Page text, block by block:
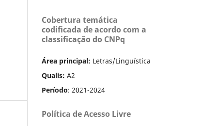
Cobertura temática
codificada de acordo com a
classificação do CNPq
Área principal: Letras/Linguística
Qualis: A2
Período: 2021-2024
Política de Acesso Livre